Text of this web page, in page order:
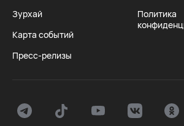
Зурхай
Карта событий
Пресс-релизы
Политика